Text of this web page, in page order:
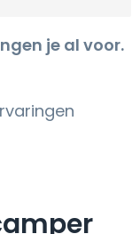
je al voor.